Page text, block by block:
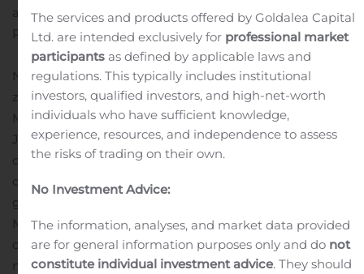
aan de overkoepelende internationale integratie van
Realdolmen, a Gfi Group company binnen de Gfi Group.
Nu de eerste belangrijke mijlpalen van die integratie
zijn bereikt, heeft Marc De Keersmaecker, General
Manager, beslist om de fakkel door te geven aan
Johnny Smets, momenteel Managing Director van de
organisatie IT Consulting & Business Support. Deze
opvolging vindt plaats op 1 januari 2020.
gaat de komende weken benutten om zich, samen met
Marc, verder in te werken in zijn nieuwe rol en open
overleg te plegen met zijn vernieuwde
managementteam, medewerkers, klanten en
The services and products offered by Goldalea Capital
Ltd. are intended exclusively for professional market
participants as defined by applicable laws and
regulations. This typically includes institutional
investors, qualified investors, and high-net-worth
individuals who have sufficient knowledge,
experience, resources, and independence to assess
the risks of trading on their own.
No Investment Advice:
The information, analyses, and market data provided
are for general information purposes only and do not
constitute individual investment advice. They should